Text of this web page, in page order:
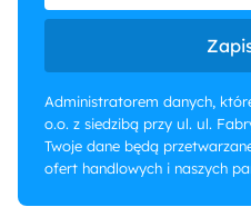
Administratorem danych,
o.o. z siedzibą przy ul. ul.
Twoje dane będą
ofert handlowych i naszych